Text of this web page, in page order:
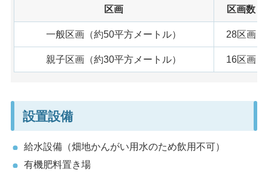
区画 区画数
一般区画（約50平方メートル） 28区画
親子区画（約30平方メートル） 16区画
設置設備
給水設備（畑地かんがい用水のため飲用不可）
有機肥料置き場